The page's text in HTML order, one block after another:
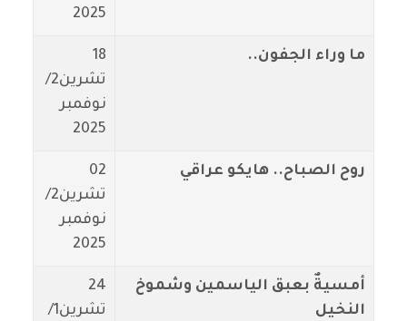
2025
ما وراء الجفون..
18
تشرين2/
نوفمبر
2025
روح الصباح.. هايكو عراقي
02
تشرين2/
نوفمبر
2025
أمسيةٌ بعبق الياسمين وشموخ
النخيل
24
تشرين1/